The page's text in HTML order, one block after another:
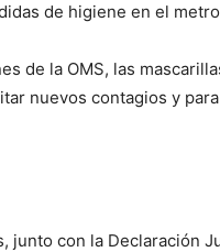
de higiene en el
de la OMS, las
nuevos contagios y
junto con la Declaración